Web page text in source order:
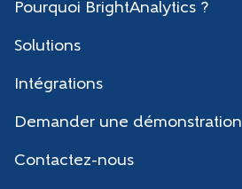
Pourquoi BrightAnalytics ?
Solutions
Intégrations
Demander une démonstration
Contactez-nous